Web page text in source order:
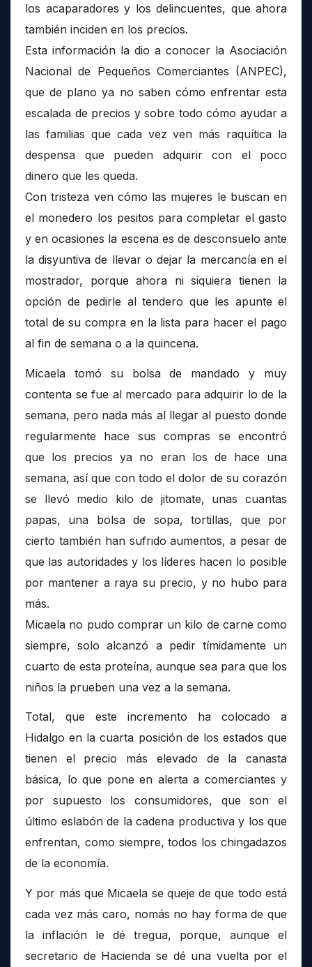
los acaparadores y los delincuentes, que ahora
también inciden en los precios.
Esta información la dio a conocer la Asociación
Nacional de Pequeños Comerciantes (ANPEC),
que de plano ya no saben cómo enfrentar esta
escalada de precios y sobre todo cómo ayudar a
las familias que cada vez ven más raquítica la
despensa que pueden adquirir con el poco
dinero que les queda.
Con tristeza ven cómo las mujeres le buscan en
el monedero los pesitos para completar el gasto
y en ocasiones la escena es de desconsuelo ante
la disyuntiva de llevar o dejar la mercancía en el
mostrador, porque ahora ni siquiera tienen la
opción de pedirle al tendero que les apunte el
total de su compra en la lista para hacer el pago
al fin de semana o a la quincena.
Micaela tomó su bolsa de mandado y muy
contenta se fue al mercado para adquirir lo de la
semana, pero nada más al llegar al puesto donde
regularmente hace sus compras se encontró
que los precios ya no eran los de hace una
semana, así que con todo el dolor de su corazón
se llevó medio kilo de jitomate, unas cuantas
papas, una bolsa de sopa, tortillas, que por
cierto también han sufrido aumentos, a pesar de
que las autoridades y los líderes hacen lo posible
por mantener a raya su precio, y no hubo para
más.
Micaela no pudo comprar un kilo de carne como
siempre, solo alcanzó a pedir tímidamente un
cuarto de esta proteína, aunque sea para que los
niños la prueben una vez a la semana.
Total, que este incremento ha colocado a
Hidalgo en la cuarta posición de los estados que
tienen el precio más elevado de la canasta
básica, lo que pone en alerta a comerciantes y
por supuesto los consumidores, que son el
último eslabón de la cadena productiva y los que
enfrentan, como siempre, todos los chingadazos
de la economía.
Y por más que Micaela se queje de que todo está
cada vez más caro, nomás no hay forma de que
la inflación le dé tregua, porque, aunque el
secretario de Hacienda se dé una vuelta por el